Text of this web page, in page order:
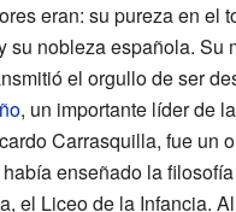
eran: su pureza en el
su nobleza española. Su
el orgullo de ser
, un importante líder de
Carrasquilla, fue un
enseñado la
el Liceo de la Infancia.